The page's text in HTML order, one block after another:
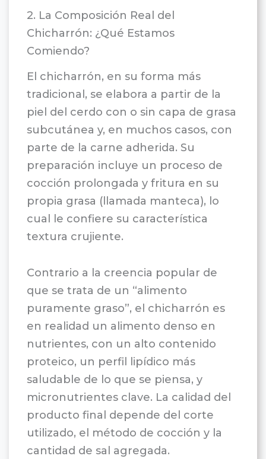
2. La Composición Real del
Chicharrón: ¿Qué Estamos
Comiendo?
El chicharrón, en su forma más
tradicional, se elabora a partir de la
piel del cerdo con o sin capa de grasa
subcutánea y, en muchos casos, con
parte de la carne adherida. Su
preparación incluye un proceso de
cocción prolongada y fritura en su
propia grasa (llamada manteca), lo
cual le confiere su característica
textura crujiente.
Contrario a la creencia popular de
que se trata de un “alimento
puramente graso”, el chicharrón es
en realidad un alimento denso en
nutrientes, con un alto contenido
proteico, un perfil lipídico más
saludable de lo que se piensa, y
micronutrientes clave. La calidad del
producto final depende del corte
utilizado, el método de cocción y la
cantidad de sal agregada.